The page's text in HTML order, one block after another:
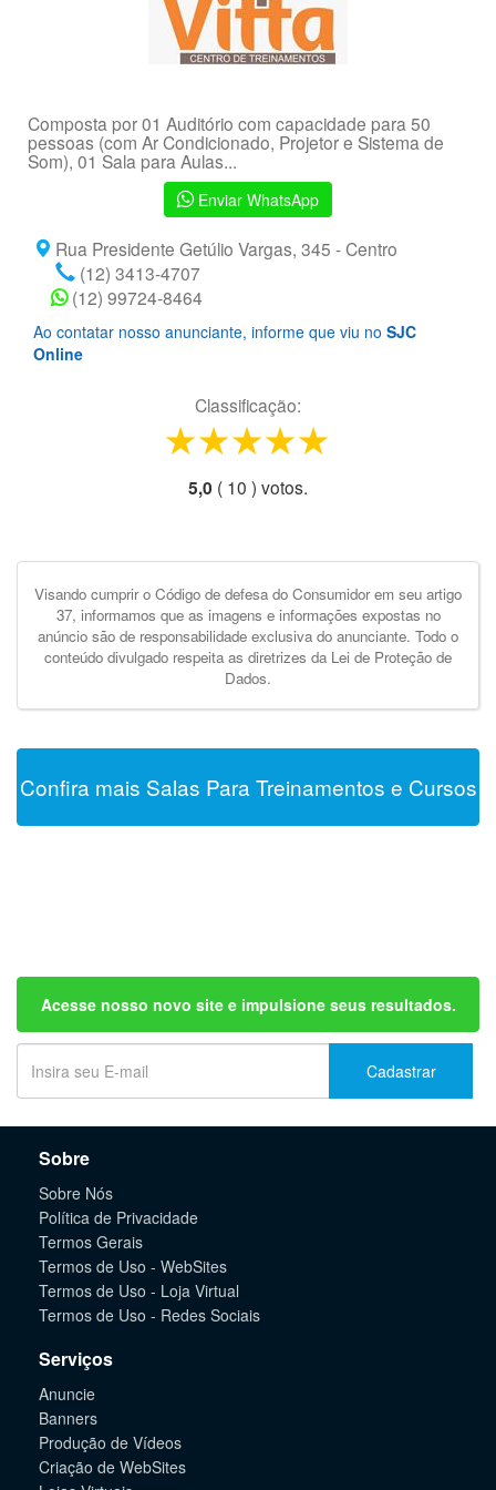
Composta por 01 Auditório com capacidade para 50
pessoas (com Ar Condicionado, Projetor e Sistema de
Som), 01 Sala para Aulas...
Enviar WhatsApp
Rua Presidente Getúlio Vargas, 345 - Centro
(12) 3413-4707
(12) 99724-8464
Ao contatar nosso anunciante, informe que viu no SJC
Online
Classificação:
4 stars
3 stars
2 stars
1 star
5,0 ( 10 ) votos.
Visando cumprir o Código de defesa do Consumidor em seu artigo
37, informamos que as imagens e informações expostas no
anúncio são de responsabilidade exclusiva do anunciante. Todo o
conteúdo divulgado respeita as diretrizes da Lei de Proteção de
Dados.
Confira mais Salas Para Treinamentos e Cursos
Acesse nosso novo site e impulsione seus resultados.
Cadastrar
Sobre
Sobre Nós
Política de Privacidade
Termos Gerais
Termos de Uso - WebSites
Termos de Uso - Loja Virtual
Termos de Uso - Redes Sociais
Serviços
Anuncie
Banners
Produção de Vídeos
Criação de WebSites